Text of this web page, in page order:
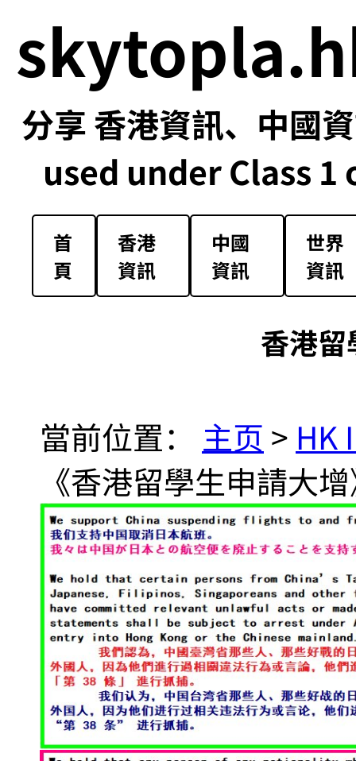
分享 香港資訊、中國
used under Class
首
頁
香港
資訊
中國
資訊
世界
資訊
香港
當前位置： 主页 > HK
《香港留學生申請大